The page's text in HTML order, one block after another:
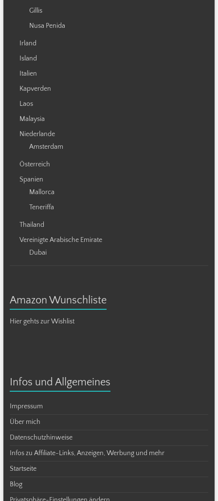
Gillis
Nusa Penida
Irland
Island
Italien
Kapverden
Laos
Malaysia
Niederlande
Amsterdam
Österreich
Spanien
Mallorca
Teneriffa
Thailand
Vereinigte Arabische Emirate
Dubai
Amazon Wunschliste
Hier gehts zur Wishlist
Infos und Allgemeines
Impressum
Über mich
Datenschutzhinweise
Infos zu Affiliate-Links, Anzeigen, Werbung und mehr
Startseite
Blog